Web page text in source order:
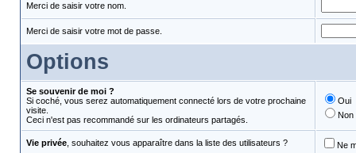
Merci de saisir votre nom.
Merci de saisir votre mot de passe.
Options
Se souvenir de moi ?
Si coché, vous serez automatiquement connecté lors de votre prochaine
visite.
Ceci n'est pas recommandé sur les ordinateurs partagés.
Oui
Non
Vie privée, souhaitez vous apparaître dans la liste des utilisateurs ? Ne